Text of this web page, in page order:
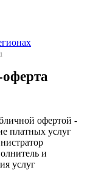
офертой -
платных услуг
и
услуг